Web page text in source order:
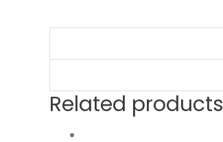
Related products